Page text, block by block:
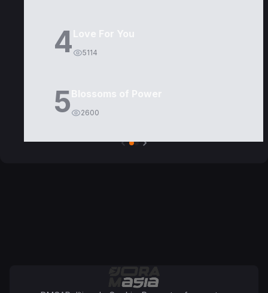
4 5114
5 2600